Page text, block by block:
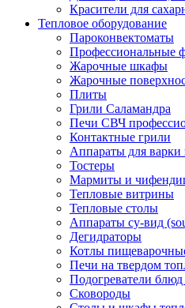
Красители для
Тепловое оборудование
Пароконвектоматы
Профессиональные
Жарочные шкафы
Жарочные
Плиты
Грили Саламандра
Печи СВЧ
Контактные грили
Аппараты для варки
Тостеры
Мармиты и
Тепловые витрины
Тепловые столы
Аппараты су-вид
Дегидраторы
Котлы
Печи на твердом
Подогреватели
Сковороды